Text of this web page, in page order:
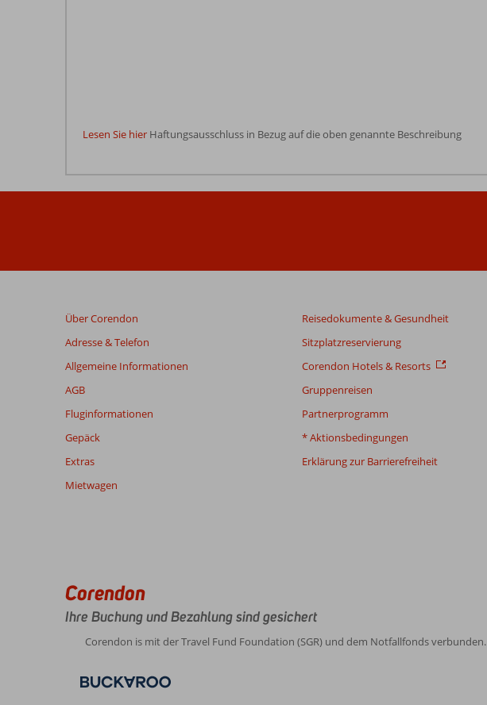
Lesen Sie hier Haftungsausschluss in Bezug auf die oben genannte Beschreibung
Yasmak
Sultan
die
sind,
die
Relevanz
sicherzustellen.
Mehr
Bewertungen
Über Corendon
Adresse & Telefon
Allgemeine Informationen
AGB
Fluginformationen
Gepäck
Extras
Mietwagen
Reisedokumente & Gesundheit
Sitzplatzreservierung
Corendon Hotels & Resorts
Gruppenreisen
Partnerprogramm
* Aktionsbedingungen
Erklärung zur Barrierefreiheit
Corendon
Ihre Buchung und Bezahlung sind gesichert
Corendon is mit der Travel Fund Foundation (SGR) und dem Notfallfonds verbunden.